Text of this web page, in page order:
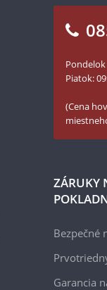
Piatok:
(Cena
ZÁRUKY
Bezpečné
Garancia